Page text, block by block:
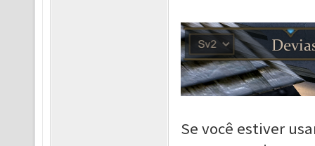
Se você estiver